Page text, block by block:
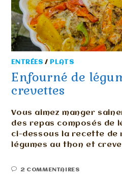
ENTRÉES / PLATS
Enfourné de
crevettes
Vous aimez manger
des repas composés de
ci-dessous la recette de
légumes au thon et
2 COMMENTAIRES